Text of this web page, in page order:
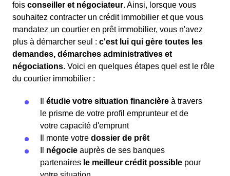
fois conseiller et négociateur. Ainsi, lorsque vous
souhaitez contracter un crédit immobilier et que vous
mandatez un courtier en prêt immobilier, vous n'avez
plus à démarcher seul : c'est lui qui gère toutes les
demandes, démarches administratives et
négociations. Voici en quelques étapes quel est le rôle
du courtier immobilier :
étudie votre situation financière à travers
le prisme de votre profil emprunteur et de
votre capacité d'emprunt
Il monte votre dossier de prêt
négocie auprès de ses banques
partenaires le meilleur crédit possible pour